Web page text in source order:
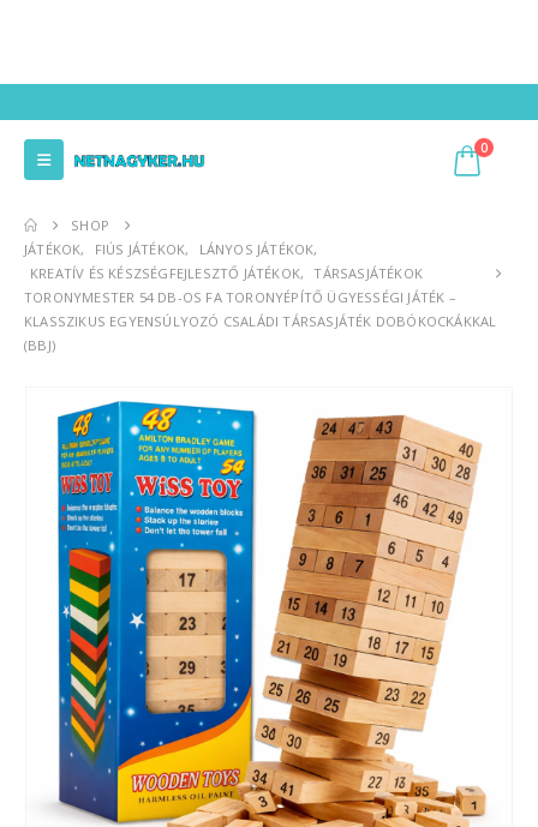
0
SHOP
JÁTÉKOK, FIÚS JÁTÉKOK, LÁNYOS JÁTÉKOK,
KREATÍV ÉS KÉSZSÉGFEJLESZTŐ JÁTÉKOK,
TÁRSASJÁTÉKOK
TORONYMESTER 54 DB-OS FA TORONYÉPÍTŐ ÜGYESSÉGI JÁTÉK –
KLASSZIKUS EGYENSÚLYOZÓ CSALÁDI TÁRSASJÁTÉK DOBÓKOCKÁKKAL
(BBJ)